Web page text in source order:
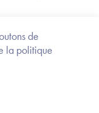
de
la politiqueTrouvez